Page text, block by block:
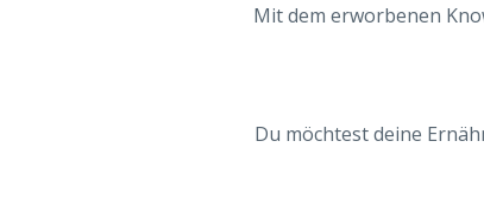
Mit dem erworbenen
Du möchtest deine